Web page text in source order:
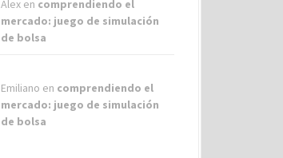
Alex en comprendiendo el
mercado: juego de simulación
de bolsa
Emiliano en comprendiendo el
mercado: juego de simulación
de bolsa